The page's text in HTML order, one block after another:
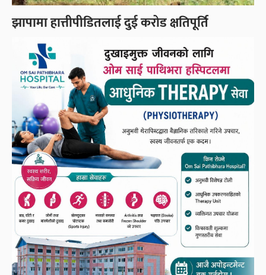
झापामा हात्तीपीडितलाई दुई करोड क्षतिपूर्ति